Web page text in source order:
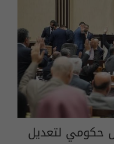
حكومي لتعديل